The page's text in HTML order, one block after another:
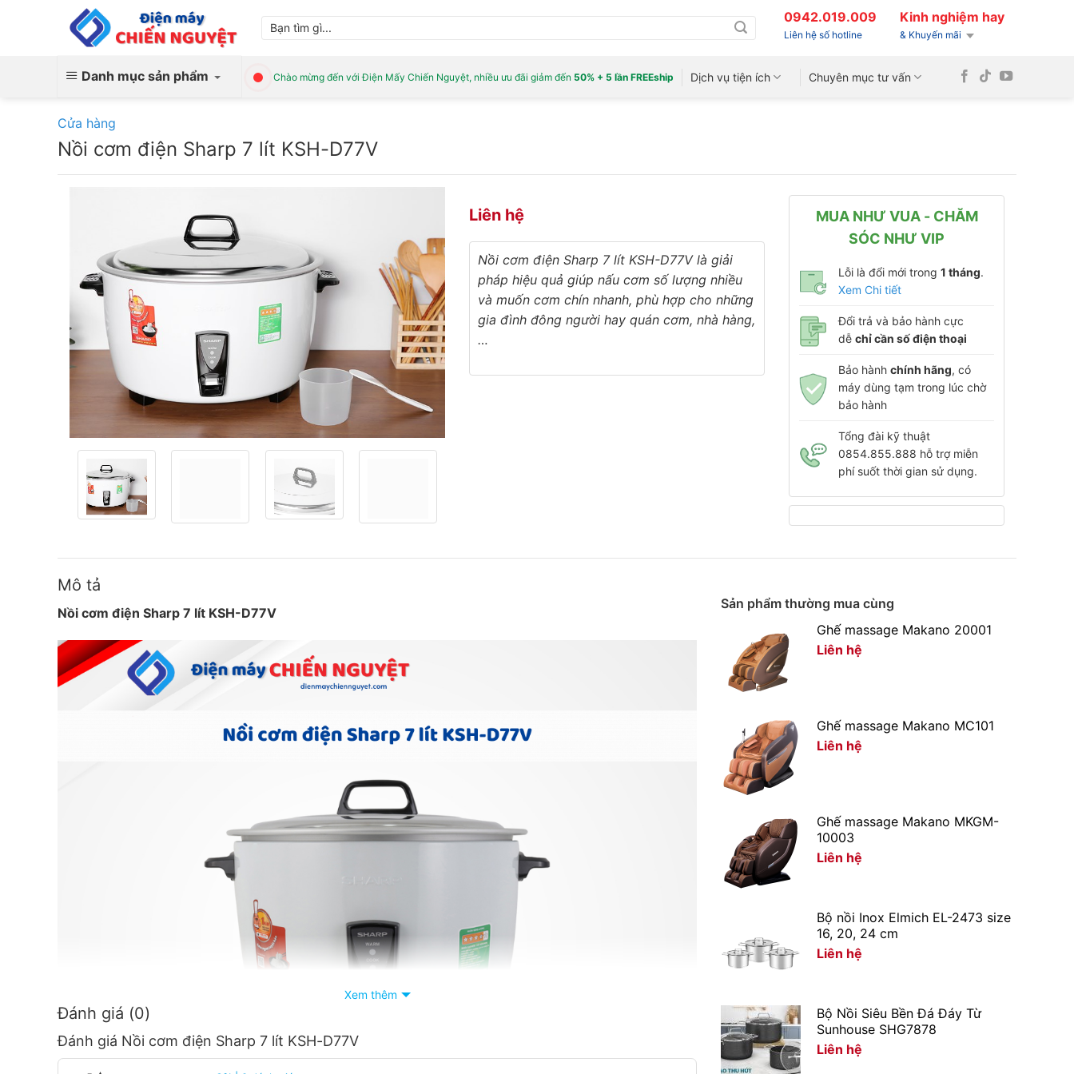
kiếm:
0942.019.009
Liên hệ số hotline
Kinh nghiệm hay
& Khuyến mãi
Danh mục sản phẩm Chào mừng đến với Điện Mấy Chiến Nguyệt, nhiều ưu đãi giảm đến 50% + 5 lần FREEship Dịch vụ tiện ích Chuyên mục tư vấn
Cửa hàng
Nồi cơm điện Sharp 7 lít KSH-D77V
Liên hệ
Nồi cơm điện Sharp 7 lít KSH-D77V​là giải
pháp hiệu quả giúp nấu cơm số lượng nhiều
và muốn cơm chín nhanh, phù hợp cho những
gia đình đông người hay quán cơm, nhà hàng,
…
MUA NHƯ VUA - CHĂM
SÓC NHƯ VIP
Lỗi là đổi mới trong 1 tháng.
Xem Chi tiết
Đổi trả và bảo hành cực
dễ chỉ cần số điện thoại
Bảo hành chính hãng, có
máy dùng tạm trong lúc chờ
bảo hành
Tổng đài kỹ thuật
0854.855.888 hỗ trợ miễn
phí suốt thời gian sử dụng.
Mô tả
Nồi cơm điện Sharp 7 lít KSH-D77V
Xem thêm
Đánh giá (0)
Đánh giá Nồi cơm điện Sharp 7 lít KSH-D77V
Sản phẩm thường mua cùng
Ghế massage Makano 20001
Liên hệ
Ghế massage Makano MC101
Liên hệ
Ghế massage Makano MKGM-
10003
Liên hệ
Bộ nồi Inox Elmich EL-2473 size
16, 20, 24 cm
Liên hệ
Bộ Nồi Siêu Bền Đá Đáy Từ
Sunhouse SHG7878
Liên hệ